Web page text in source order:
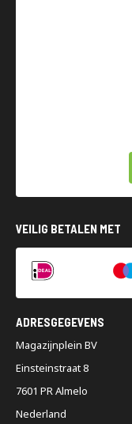
VEILIG BETALEN MET
ADRESGEGEVENS
Magazijnplein BV
Einsteinstraat 8
7601 PR Almelo
Nederland